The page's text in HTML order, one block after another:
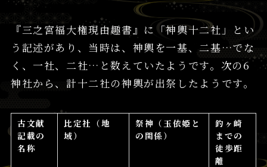
『三之宮福大権現由趣書』に「神輿十二社」とい
う記述があり、当時は、神輿を一基、二基…でな
く、一社、二社…と数えていたようです。次の6
神社から、計十二社の神輿が出祭したようです。
古文献
記載の
名称
比定社（地
域）
祭神（玉依姫と
の関係）
釣ヶ崎
までの
徒歩距
離